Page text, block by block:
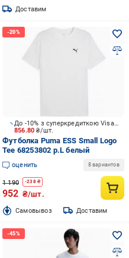
Доставим
856.80₴/шт.
До -10% з суперкредиткою Visa Вигода
Футболка Puma ESS Small Logo
Tee 68253802 р.L белый
оценить 8 вариантов
1 190 -238₴
952 ₴/шт.
Cамовывоз Доставим